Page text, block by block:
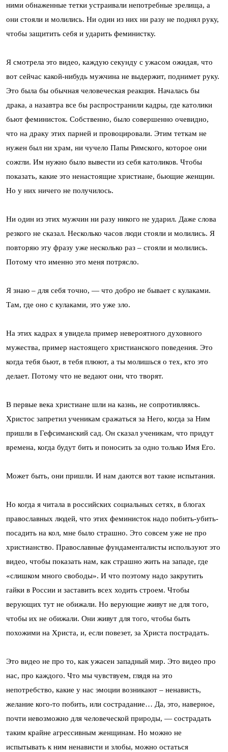
ними обнаженные тетки устраивали непотребные зрелища, а
они стояли и молились. Ни один из них ни разу не поднял руку,
чтобы защитить себя и ударить феминистку.
Я смотрела это видео, каждую секунду с ужасом ожидая, что
вот сейчас какой-нибудь мужчина не выдержит, поднимет руку.
Это была бы обычная человеческая реакция. Началась бы
драка, а назавтра все бы распространили кадры, где католики
бьют феминисток. Собственно, было совершенно очевидно,
что на драку этих парней и провоцировали. Этим теткам не
нужен был ни храм, ни чучело Папы Римского, которое они
сожгли. Им нужно было вывести из себя католиков. Чтобы
показать, какие это ненастоящие христиане, бьющие женщин.
Но у них ничего не получилось.
Ни один из этих мужчин ни разу никого не ударил. Даже слова
резкого не сказал. Несколько часов люди стояли и молились. Я
повторяю эту фразу уже несколько раз – стояли и молились.
Потому что именно это меня потрясло.
Я знаю – для себя точно, — что добро не бывает с кулаками.
Там, где оно с кулаками, это уже зло.
На этих кадрах я увидела пример невероятного духовного
мужества, пример настоящего христианского поведения. Это
когда тебя бьют, в тебя плюют, а ты молишься о тех, кто это
делает. Потому что не ведают они, что творят.
В первые века христиане шли на казнь, не сопротивляясь.
Христос запретил ученикам сражаться за Него, когда за Ним
пришли в Гефсиманский сад. Он сказал ученикам, что придут
времена, когда будут бить и поносить за одно только Имя Его.
Может быть, они пришли. И нам даются вот такие испытания.
Но когда я читала в российских социальных сетях, в блогах
православных людей, что этих феминисток надо побить-убить-
посадить на кол, мне было страшно. Это совсем уже не про
христианство. Православные фундаменталисты используют это
видео, чтобы показать нам, как страшно жить на западе, где
«слишком много свободы». И что поэтому надо закрутить
гайки в России и заставить всех ходить строем. Чтобы
верующих тут не обижали. Но верующие живут не для того,
чтобы их не обижали. Они живут для того, чтобы быть
похожими на Христа, и, если повезет, за Христа пострадать.
Это видео не про то, как ужасен западный мир. Это видео про
нас, про каждого. Что мы чувствуем, глядя на это
непотребство, какие у нас эмоции возникают – ненависть,
желание кого-то побить, или сострадание… Да, это, наверное,
почти невозможно для человеческой природы, — сострадать
таким крайне агрессивным женщинам. Но можно не
испытывать к ним ненависти и злобы, можно остаться